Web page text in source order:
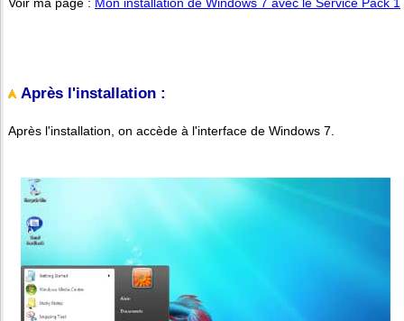
Voir ma page : Mon installation de Windows 7 avec le Service Pack 1
Après l'installation :
Après l'installation, on accède à l'interface de Windows 7.